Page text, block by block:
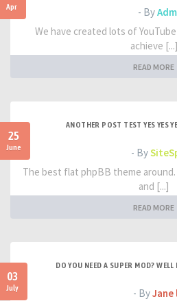
Apr - By
We have created lots of
achieve [...]
READ MORE
25
June
ANOTHER POST TEST YES YES
- By
The best flat phpBB theme
and [...]
READ MORE
03
July
DO YOU NEED A SUPER MOD?
- ByJane